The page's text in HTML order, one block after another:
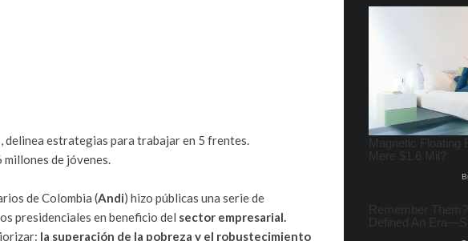
delinea estrategias para trabajar en 5 frentes.
millones de jóvenes.
de Colombia (Andi) hizo públicas una serie de
presidenciales en beneficio del sector empresarial.
la superación de la pobreza y el robustecimiento